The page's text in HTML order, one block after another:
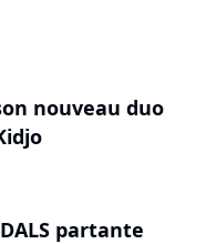
nouveau duo
partante